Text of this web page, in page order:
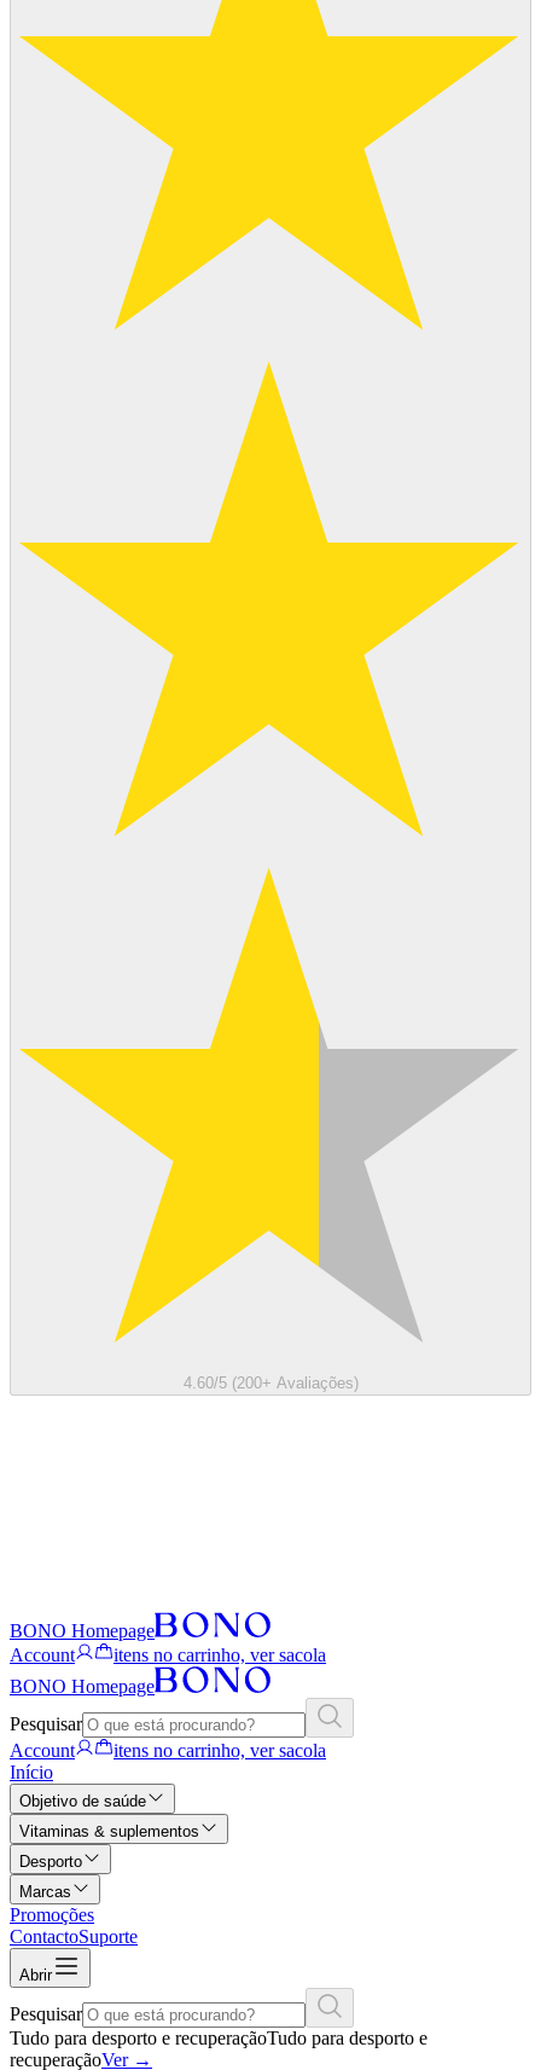
4.60/5 (200+ Avaliações)
BONO Homepage
Account
itens no carrinho, ver sacola
BONO Homepage
Pesquisar
Account
itens no carrinho, ver sacola
Início
Objetivo de saúde
Vitaminas & suplementos
Desporto
Marcas
Promoções
ContactoSuporte
Abrir
Pesquisar
Tudo para desporto e recuperaçãoTudo para desporto e
recuperaçãoVer →